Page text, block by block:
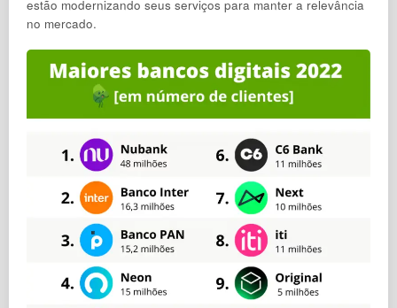
estão modernizando seus serviços para manter a relevância
no mercado.